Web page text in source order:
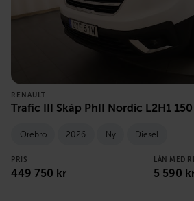
RENAULT
Trafic III Skåp PhII Nordic L2H1 150
Örebro 2026 Ny Diesel
PRIS
449 750 kr
LÅN MED
5 590